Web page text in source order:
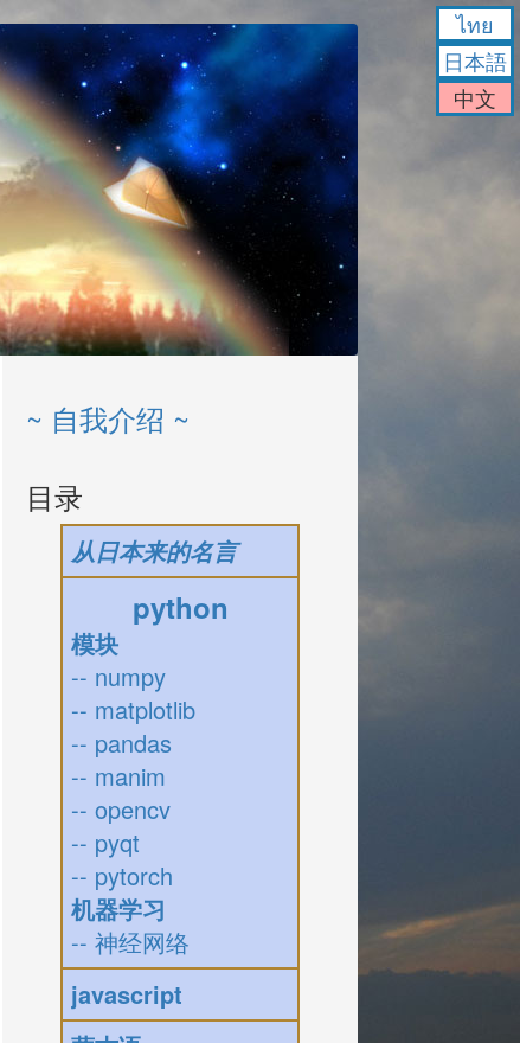
~ 自我介绍 ~
目录
从日本来的名言
python
模块
-- numpy
-- matplotlib
-- pandas
-- manim
-- opencv
-- pyqt
-- pytorch
机器学习
-- 神经网络
javascript
ไทย
日本語
中文